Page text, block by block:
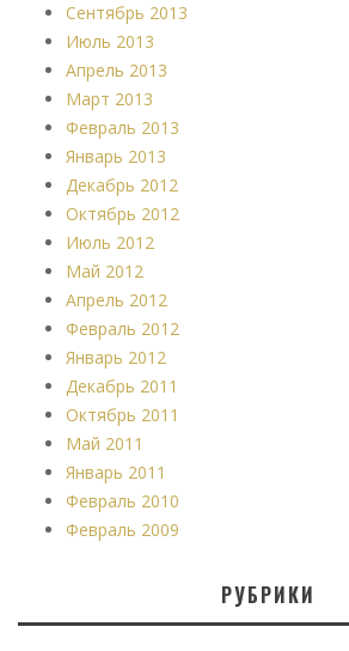
Сентябрь 2013
Июль 2013
Апрель 2013
Март 2013
Февраль 2013
Январь 2013
Декабрь 2012
Октябрь 2012
Июль 2012
Май 2012
Апрель 2012
Февраль 2012
Январь 2012
Декабрь 2011
Октябрь 2011
Май 2011
Январь 2011
Февраль 2010
Февраль 2009
РУБРИКИ